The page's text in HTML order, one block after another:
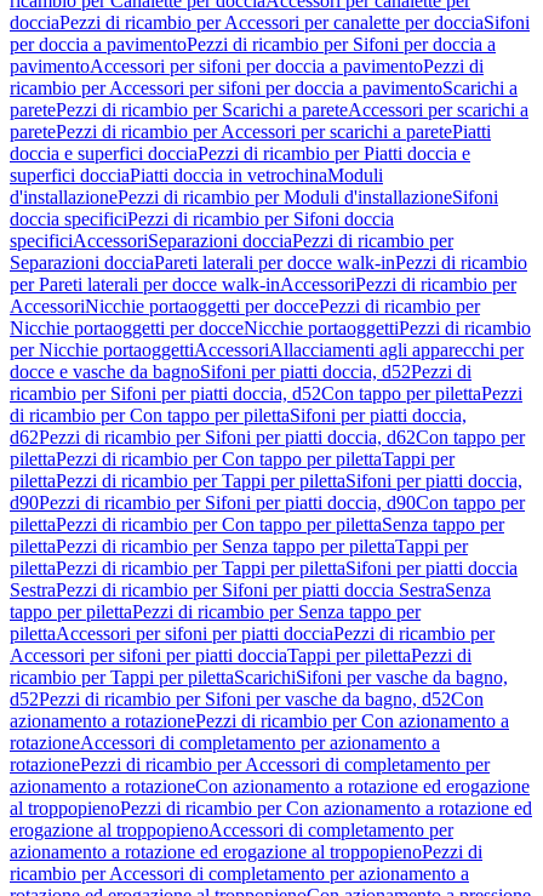
docciaPezzi di ricambio per Accessori per canalette per docciaSifoni
per doccia a pavimentoPezzi di ricambio per Sifoni per doccia a
pavimentoAccessori per sifoni per doccia a pavimentoPezzi di
ricambio per Accessori per sifoni per doccia a pavimentoScarichi a
paretePezzi di ricambio per Scarichi a pareteAccessori per scarichi a
paretePezzi di ricambio per Accessori per scarichi a paretePiatti
doccia e superfici docciaPezzi di ricambio per Piatti doccia e
superfici docciaPiatti doccia in vetrochinaModuli
d'installazionePezzi di ricambio per Moduli d'installazioneSifoni
doccia specificiPezzi di ricambio per Sifoni doccia
specificiAccessoriSeparazioni docciaPezzi di ricambio per
Separazioni docciaPareti laterali per docce walk-inPezzi di ricambio
per Pareti laterali per docce walk-inAccessoriPezzi di ricambio per
AccessoriNicchie portaoggetti per doccePezzi di ricambio per
Nicchie portaoggetti per docceNicchie portaoggettiPezzi di ricambio
per Nicchie portaoggettiAccessoriAllacciamenti agli apparecchi per
docce e vasche da bagnoSifoni per piatti doccia, d52Pezzi di
ricambio per Sifoni per piatti doccia, d52Con tappo per pilettaPezzi
di ricambio per Con tappo per pilettaSifoni per piatti doccia,
d62Pezzi di ricambio per Sifoni per piatti doccia, d62Con tappo per
pilettaPezzi di ricambio per Con tappo per pilettaTappi per
pilettaPezzi di ricambio per Tappi per pilettaSifoni per piatti doccia,
d90Pezzi di ricambio per Sifoni per piatti doccia, d90Con tappo per
pilettaPezzi di ricambio per Con tappo per pilettaSenza tappo per
pilettaPezzi di ricambio per Senza tappo per pilettaTappi per
pilettaPezzi di ricambio per Tappi per pilettaSifoni per piatti doccia
SestraPezzi di ricambio per Sifoni per piatti doccia SestraSenza
tappo per pilettaPezzi di ricambio per Senza tappo per
pilettaAccessori per sifoni per piatti docciaPezzi di ricambio per
Accessori per sifoni per piatti docciaTappi per pilettaPezzi di
ricambio per Tappi per pilettaScarichiSifoni per vasche da bagno,
d52Pezzi di ricambio per Sifoni per vasche da bagno, d52Con
azionamento a rotazionePezzi di ricambio per Con azionamento a
rotazioneAccessori di completamento per azionamento a
rotazionePezzi di ricambio per Accessori di completamento per
azionamento a rotazioneCon azionamento a rotazione ed erogazione
al troppopienoPezzi di ricambio per Con azionamento a rotazione ed
erogazione al troppopienoAccessori di completamento per
azionamento a rotazione ed erogazione al troppopienoPezzi di
ricambio per Accessori di completamento per azionamento a